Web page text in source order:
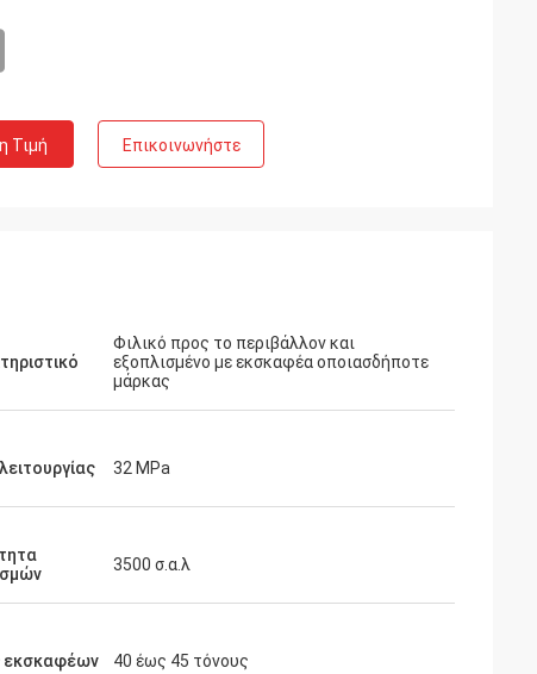
Τιμή Επικοινωνήστε
Φιλικό προς το περιβάλλον και
εξοπλισμένο με εκσκαφέα οποιασδήποτε
μάρκας
32 MPa
3500 σ.α.λ
εκσκαφέων 40 έως 45 τόνους